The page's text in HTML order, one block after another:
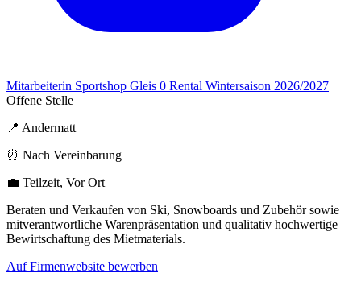
Mitarbeiterin Sportshop Gleis 0 Rental Wintersaison 2026/2027
Offene Stelle
📍 Andermatt
⏰ Nach Vereinbarung
💼 Teilzeit, Vor Ort
Beraten und Verkaufen von Ski, Snowboards und Zubehör sowie
mitverantwortliche Warenpräsentation und qualitativ hochwertige
Bewirtschaftung des Mietmaterials.
Auf Firmenwebsite bewerben